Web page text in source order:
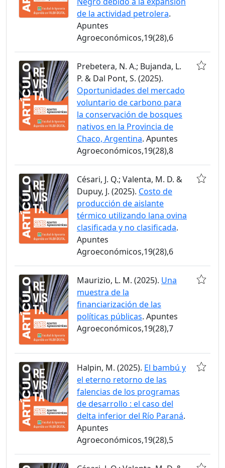
de la actividad petrolera.
Apuntes
Agroeconómicos,19(28),6
Prebetera, N. A.; Bujanda, L.
P. & Dal Pont, S. (2025).
Oportunidades del mercado
voluntario de carbono para
la conservación de bosques
nativos en la Provincia de
Chaco, Argentina. Apuntes
Agroeconómicos,19(28),8
Césari, J. Q.; Valenta, M. D. &
Dupuy, J. (2025). Costo de
producción de aislante
térmico utilizando lana ovina
clasificada y no clasificada.
Apuntes
Agroeconómicos,19(28),6
Maurizio, L. M. (2025). Una
muestra de la
financiarización de las
políticas públicas. Apuntes
Agroeconómicos,19(28),7
Halpin, M. (2025). El bambú y
el eterno retorno de las
falencias de los programas
de desarrollo : el caso del
delta inferior del Río Paraná.
Apuntes
Agroeconómicos,19(28),5